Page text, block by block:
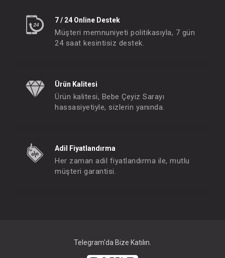
7 / 24 Online Destek
Müşteri memnuniyeti politikasıyla, 7 gün
24 saat kesintisiz destek.
Ürün Kalitesi
Ürün kalitesi, Bebe Çeyiz Sarayı
hassasiyetiyle, sizlerin yanında.
Adil Fiyatlandırma
Her zaman adil fiyatlandırma ile, mutlu
müşteri garantisi.
Telegram'da Bize Katılın.